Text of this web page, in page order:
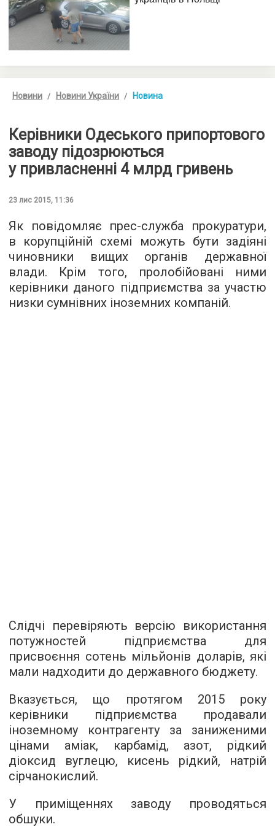
Новини Новини України Новина
Керівники Одеського припортового
заводу підозрюються
у привласненні 4 млрд гривень
23 лис 2015, 11:36
Як повідомляє прес-служба прокуратури,
в корупційній схемі можуть бути задіяні
чиновники вищих органів державної
влади. Крім того, пролобійовані ними
керівники даного підприємства за участю
низки сумнівних іноземних компаній.
Слідчі перевіряють версію використання
потужностей підприємства для
присвоєння сотень мільйонів доларів, які
мали надходити до державного бюджету.
Вказується, що протягом 2015 року
керівники підприємства продавали
іноземному контрагенту за заниженими
цінами аміак, карбамід, азот, рідкий
діоксид вуглецю, кисень рідкий, натрій
сірчанокислий.
У приміщеннях заводу проводяться
обшуки.